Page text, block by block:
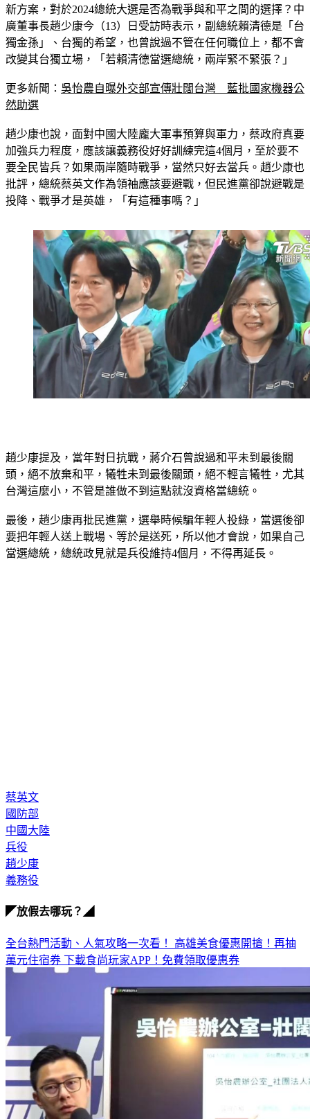
廣董事長趙少康今（13）日受訪時表示，副總統賴清德是「台
獨金孫」、台獨的希望，也曾說過不管在任何職位上，都不會
改變其台獨立場，「若賴清德當選總統，兩岸緊不緊張？」
然助選
加強兵力程度，應該讓義務役好好訓練完這4個月，至於要不
要全民皆兵？如果兩岸隨時戰爭，當然只好去當兵。趙少康也
批評，總統蔡英文作為領袖應該要避戰，但民進黨卻說避戰是
投降、戰爭才是英雄，「有這種事嗎？」
頭，絕不放棄和平，犧牲未到最後關頭，絕不輕言犧牲，尤其
台灣這麼小，不管是誰做不到這點就沒資格當總統。
要把年輕人送上戰場、等於是送死，所以他才會說，如果自己
當選總統，總統政見就是兵役維持4個月，不得再延長。
國防部
中國大陸
兵役
趙少康
義務役
萬元住宿券下載食尚玩家APP！免費領取優惠券